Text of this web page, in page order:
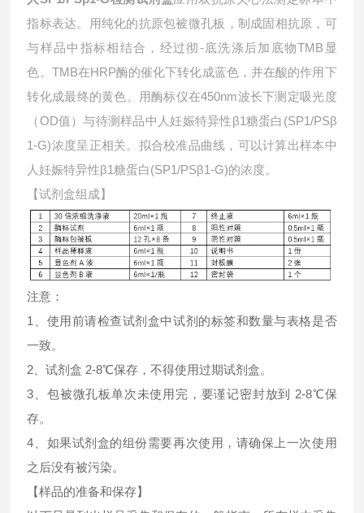
指标表达。用纯化的抗原包被微孔板，制成固相抗原，可
与样品中指标相结合，经过彻-底洗涤后加底物TMB显
色。TMB在HRP酶的催化下转化成蓝色，并在酸的作用下
转化成最终的黄色。用酶标仪在450nm波长下测定吸光度
（OD值）与待测样品中 人妊娠特异性β1糖蛋白(SP1/PSβ
1-G)浓度呈正相关。拟合校准品曲线，可以计算出样本中
人妊娠特异性β1糖蛋白(SP1/PSβ1-G)的浓度。
【试剂盒组成】
注意：
1、使用前请检查试剂盒中试剂的标签和数量与表格是否
一致。
2、试剂盒 2-8℃保存，不得使用过期试剂盒。
3、包被微孔板单次未使用完，要谨记密封放到 2-8℃保
存。
4、如果试剂盒的组份需要再次使用，请确保上一次使用
之后没有被污染。
【样品的准备和保存】